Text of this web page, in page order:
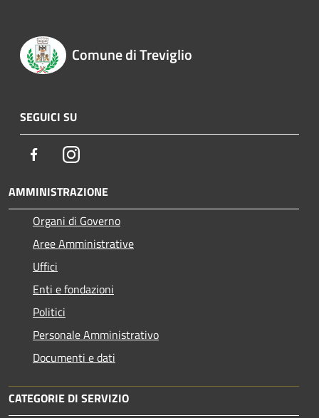
Comune di Treviglio
SEGUICI SU
FacebookInstagram
AMMINISTRAZIONE
Organi di Governo
Aree Amministrative
Uffici
Enti e fondazioni
Politici
Personale Amministrativo
Documenti e dati
CATEGORIE DI SERVIZIO